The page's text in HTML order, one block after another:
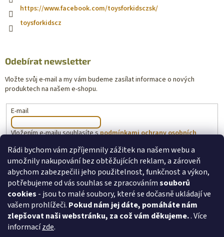
Rádi bychom vám zpříjemnily zážitek na našem webu a
umožnily nakupování bez obtěžujících reklam, a zároveň
abychom zabezpečili jeho použitelnost, funkčnost a výkon,
potřebujeme od vás souhlas se zpracovánímsouborů
cookies - jsou to malé soubory, které se dočasně ukládají ve
vašem prohlížeči. Pokud nám jej dáte, pomáháte nám
zlepšovat naši webstránku, za což vám děkujeme.. Více
informacízde.
https://www.facebook.com/toysforkidsczsk/
toysforkidscz
Odebírat newsletter
Vložte svůj e-mail a my vám budeme zasílat informace o nových
produktech na našem e-shopu.
E-mail
Vložením e-mailu souhlasíte spodmínkami ochrany osobních
PŘIHLÁSIT SE
toysforkids.cz Ochrana osobních údajů